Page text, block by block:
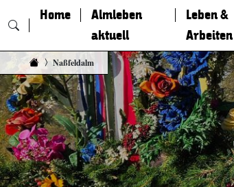
Zum Inhalt springen
Home
Almleben
aktuell
Leben &
Arbeiten
Naßfeldalm